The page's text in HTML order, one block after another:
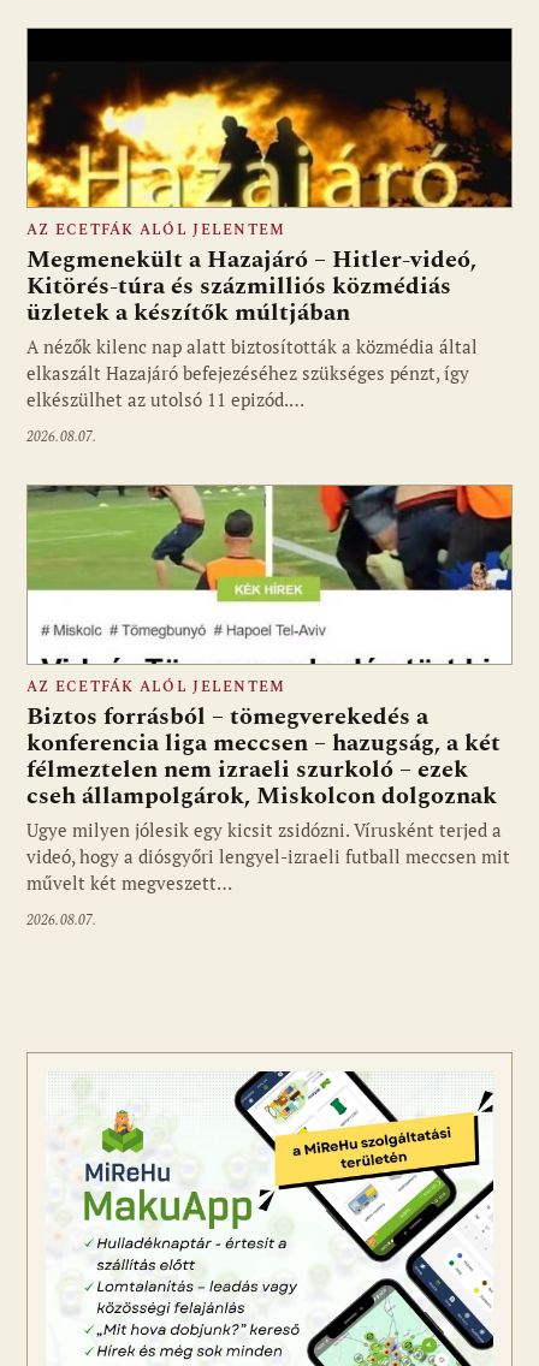
Fotó: media1.hu
AZ ECETFÁK ALÓL JELENTEM
Megmenekült a Hazajáró – Hitler-videó,
Kitörés-túra és százmilliós közmédiás
üzletek a készítők múltjában
A nézők kilenc nap alatt biztosították a közmédia által
elkaszált Hazajáró befejezéséhez szükséges pénzt, így
elkészülhet az utolsó 11 epizód.…
2026.08.07.
AZ ECETFÁK ALÓL JELENTEM
Biztos forrásból – tömegverekedés a
konferencia liga meccsen – hazugság, a két
félmeztelen nem izraeli szurkoló – ezek
cseh állampolgárok, Miskolcon dolgoznak
Ugye milyen jólesik egy kicsit zsidózni. Vírusként terjed a
videó, hogy a diósgyőri lengyel-izraeli futball meccsen mit
művelt két megveszett…
2026.08.07.